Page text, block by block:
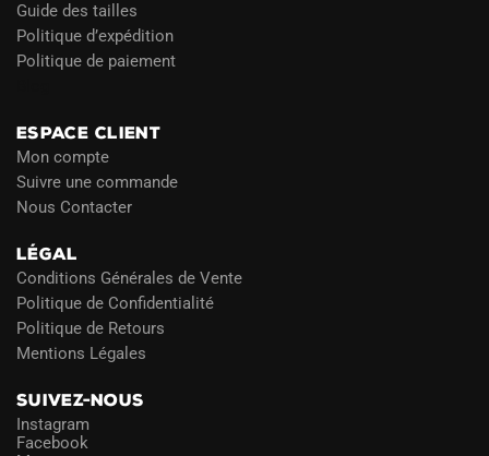
Guide des tailles
Politique d’expédition
Politique de paiement
ESPACE CLIENT
Mon compte
Suivre une commande
Nous Contacter
LÉGAL
Conditions Générales de Vente
Politique de Confidentialité
Politique de Retours
Mentions Légales
SUIVEZ-NOUS
Instagram
Facebook